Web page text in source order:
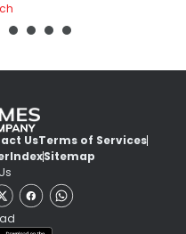
UsTerms of Services
IndexSitemap